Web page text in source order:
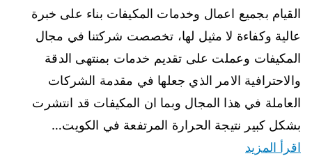
القيام بجميع اعمال وخدمات المكيفات بناء على خبرة
عالية وكفاءة لا مثيل لها، تخصصت شركتنا في مجال
المكيفات وعملت على تقديم خدمات بمنتهى الدقة
والاحترافية الامر الذي جعلها في مقدمة الشركات
العاملة في هذا المجال وبما ان المكيفات قد انتشرت
بشكل كبير نتيجة الحرارة المرتفعة في الكويت…
اقرأ المزيد